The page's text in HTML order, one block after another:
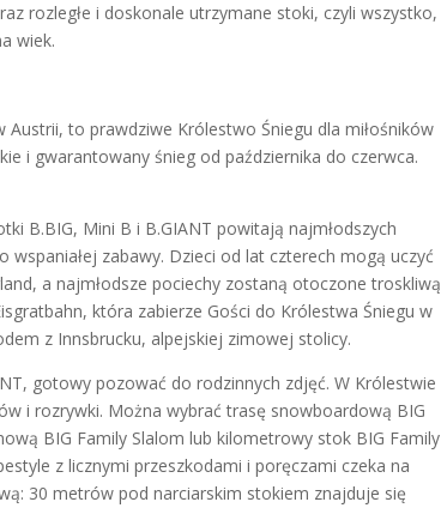
rozległe i doskonale utrzymane stoki, czyli wszystko,
wiek.
to prawdziwe Królestwo Śniegu dla miłośników
i gwarantowany śnieg od października do czerwca.
B.BIG, Mini B i B.GIANT powitają najmłodszych
zabawy. Dzieci od lat czterech mogą uczyć
a najmłodsze pociechy zostaną otoczone troskliwą
która zabierze Gości do Królestwa Śniegu w
z Innsbrucku, alpejskiej zimowej stolicy.
gotowy pozować do rodzinnych zdjęć. W Królestwie
i rozrywki. Można wybrać trasę snowboardową BIG
BIG Family Slalom lub kilometrowy stok BIG Family
z licznymi przeszkodami i poręczami czeka na
30 metrów pod narciarskim stokiem znajduje się